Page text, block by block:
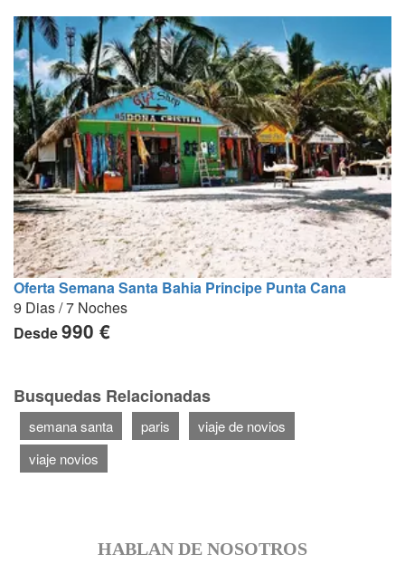
Oferta Semana Santa Bahia Principe Punta Cana
9 Dias / 7 Noches
Desde990 €
Busquedas Relacionadas
semana santa paris
viaje de novios
viaje novios
HABLAN DE NOSOTROS